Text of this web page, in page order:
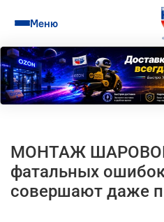
Меню
МОНТАЖ
фатальных
совершают даже